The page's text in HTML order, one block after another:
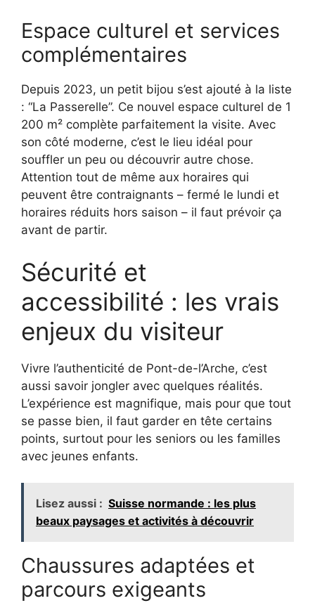
Espace culturel et services
complémentaires
Depuis 2023, un petit bijou s’est ajouté à la liste
: “La Passerelle”. Ce nouvel espace culturel de 1
200 m² complète parfaitement la visite. Avec
son côté moderne, c’est le lieu idéal pour
souffler un peu ou découvrir autre chose.
Attention tout de même aux horaires qui
peuvent être contraignants – fermé le lundi et
horaires réduits hors saison – il faut prévoir ça
avant de partir.
Sécurité et
accessibilité : les vrais
enjeux du visiteur
Vivre l’authenticité de Pont-de-l’Arche, c’est
aussi savoir jongler avec quelques réalités.
L’expérience est magnifique, mais pour que tout
se passe bien, il faut garder en tête certains
points, surtout pour les seniors ou les familles
avec jeunes enfants.
Lisez aussi : Suisse normande : les plus
beaux paysages et activités à découvrir
Chaussures adaptées et
parcours exigeants